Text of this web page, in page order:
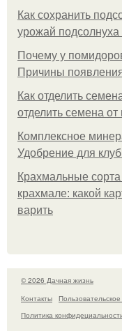
Как сохранить
урожай подсолнуха
Почему у
Причины
Как отделить
отделить семена от
Комплексное
Удобрение для
Крахмальные
крахмале: какой
варить
© 2026 Дачная жизнь
Контакты
Политика